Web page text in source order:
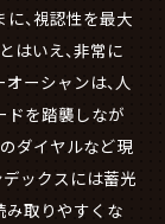
、視認性を最大
はいえ、非常に
ーシャンは、人
ドを踏襲しなが
ダイヤルなど現
ックスには蓄光
み取りやすくな